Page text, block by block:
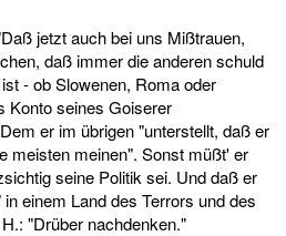
jetzt auch bei uns Mißtrauen,
daß immer die anderen schuld
- ob Slowenen, Roma oder
Konto seines Goiserer
er im übrigen "unterstellt, daß er
meisten meinen". Sonst müßt' er
seine Politik sei. Und daß er
einem Land des Terrors und des
"Drüber nachdenken."